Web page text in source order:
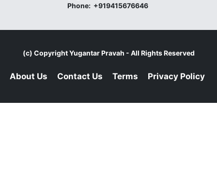
Phone: +919415676646
(c) CopyrightYugantar Pravah - All Rights Reserved
About Us Contact Us Terms Privacy Policy